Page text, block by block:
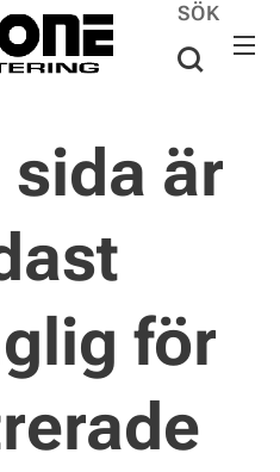
SÖK
sida är
för